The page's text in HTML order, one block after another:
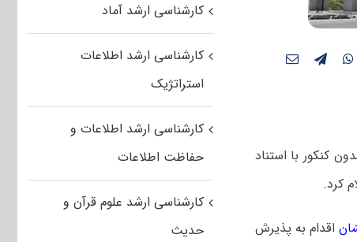
کنکور با استناد
اقدام به پذیرش
کارشناسی ارشد آماد
کارشناسی ارشد اطلاعات
استراتژیک
کارشناسی ارشد اطلاعات و
حفاظت اطلاعات
کارشناسی ارشد علوم قرآن و
حدیث